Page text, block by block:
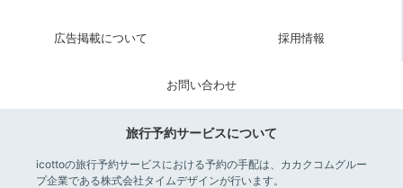
遊び心のある空間で
広告掲載について 採用情報
お問い合わせ
旅行予約サービスについて
icottoの旅行予約サービスにおける予約の手配は、カカクコムグルー
プ企業である株式会社タイムデザインが行います。